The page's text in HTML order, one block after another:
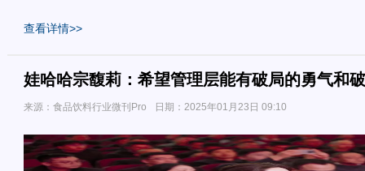
查看详情>>
娃哈哈宗馥莉：希望管理层能有破局的勇气和
来源：食品饮料行业微刊Pro 日期：2025年01月23日 09:10